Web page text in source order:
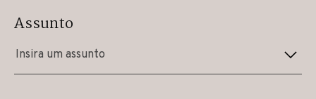
Assunto
Insira um assunto